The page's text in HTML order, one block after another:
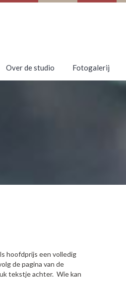
Over de studio Fotogalerij
hoofdprijs een volledig
de pagina van de
tekstje achter. Wie kan